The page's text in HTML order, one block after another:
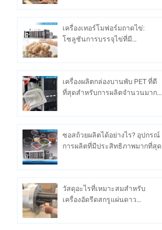
เครื่องเทอร์โมฟอร์มถาดไข่:
โซลูชันการบรรจุไข่ที่มี
เครื่องผลิตกล่องบานพับ PET ที่ดี
ที่สุดสำหรับการผลิตจำนวนมาก
ซอสถ้วยผลิตได้อย่างไร? อุปกรณ์
การผลิตที่มีประสิทธิภาพมากที่สุด
วัสดุอะไรที่เหมาะสมสำหรับ
เครื่องอัดรีดสกรูแผ่นดาว